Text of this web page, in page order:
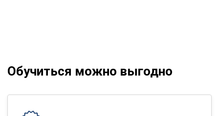
Обучиться можно выгодно